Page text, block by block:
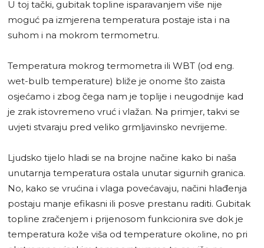
U toj tački, gubitak topline isparavanjem više nije
moguć pa izmjerena temperatura postaje ista i na
suhom i na mokrom termometru.
Temperatura mokrog termometra ili WBT (od eng.
wet-bulb temperature) bliže je onome što zaista
osjećamo i zbog čega nam je toplije i neugodnije kad
je zrak istovremeno vruć i vlažan. Na primjer, takvi se
uvjeti stvaraju pred veliko grmljavinsko nevrijeme.
Ljudsko tijelo hladi se na brojne načine kako bi naša
unutarnja temperatura ostala unutar sigurnih granica.
No, kako se vrućina i vlaga povećavaju, načini hlađenja
postaju manje efikasni ili posve prestanu raditi. Gubitak
topline zračenjem i prijenosom funkcionira sve dok je
temperatura kože viša od temperature okoline, no pri